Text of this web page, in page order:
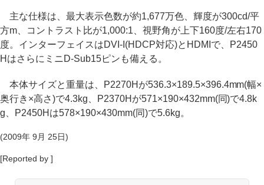
主な仕様は、最大表示色数が約1,677万色、輝度が300cd/平
方m、コントラスト比が1,000:1、視野角が上下160度/左右170
度。インターフェイスはDVI-I(HDCP対応)とHDMIで、P2450
HはさらにミニD-Sub15ピンも備える。
本体サイズと重量は、P2270Hが536.3×189.5×396.4mm(幅×
奥行き×高さ)で4.3kg、P2370Hが571×190×432mm(同)で4.8k
g、P2450Hは578×190×430mm(同)で5.6kg。
(2009年 9月 25日)
[Reported by ]